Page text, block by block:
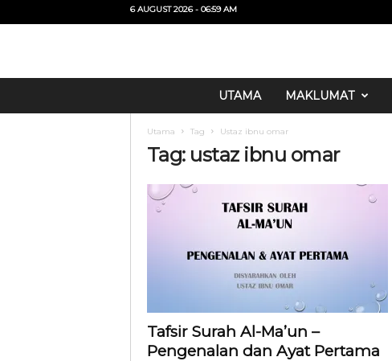
6 AUGUST 2026 - 06:59 AM
UTAMA MAKLUMAT
Utama Tag Ustaz ibnu omar
Tag: ustaz ibnu omar
Tafsir Surah Al-Ma’un –
Pengenalan dan Ayat Pertama